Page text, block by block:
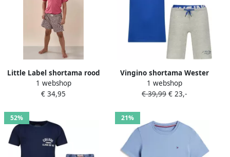
Little Label shortama rood
1 webshop
€ 34,95
Vingino shortama Wester
blauw
1 webshop
€ 39,99 € 23,-
52% 21%